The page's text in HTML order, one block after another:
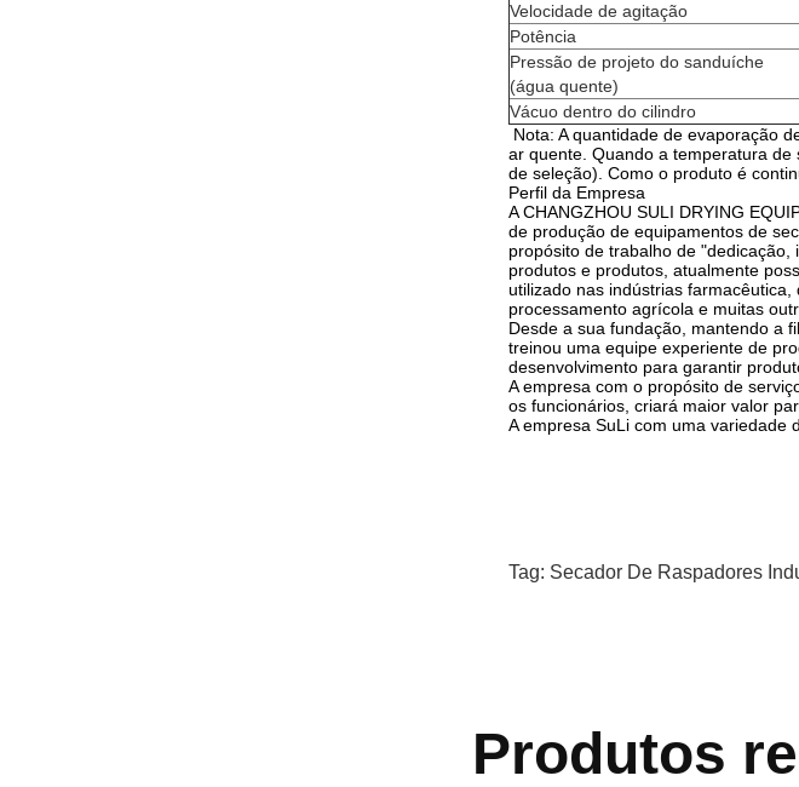
Velocidade de agitação
Potência
Pressão de projeto do sanduíche
(água quente)
Vácuo dentro do cilindro
Nota: A quantidade de evaporação
ar quente. Quando a temperatura
de seleção). Como o produto é
Perfil da Empresa
A CHANGZHOU SULI DRYING
de produção de equipamentos de
propósito de trabalho de
produtos e produtos, atualmente
utilizado nas indústrias
processamento agrícola e muitas
Desde a sua fundação, mantendo a
treinou uma equipe experiente de
desenvolvimento para garantir
A empresa com o propósito de
os funcionários, criará maior valor
A empresa SuLi com uma variedade
Tag: Secador De Raspadores
Produtos